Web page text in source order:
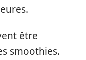
être
smoothies.